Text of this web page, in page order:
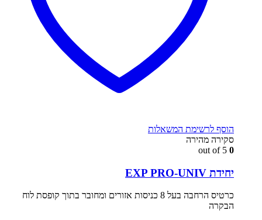
הוסף לרשימת המשאלות
סקירה מהירה
0
יחידת EXP PRO-UNIV
כרטיס הרחבה בעל 8 כניסות אזורים ומחובר בתוך קופסת לוח
הבקרה